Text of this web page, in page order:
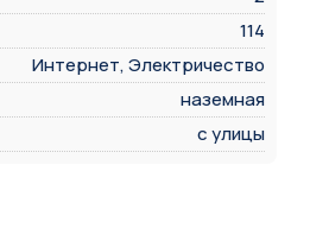
114
Интернет, Электричество
наземная
с улицы